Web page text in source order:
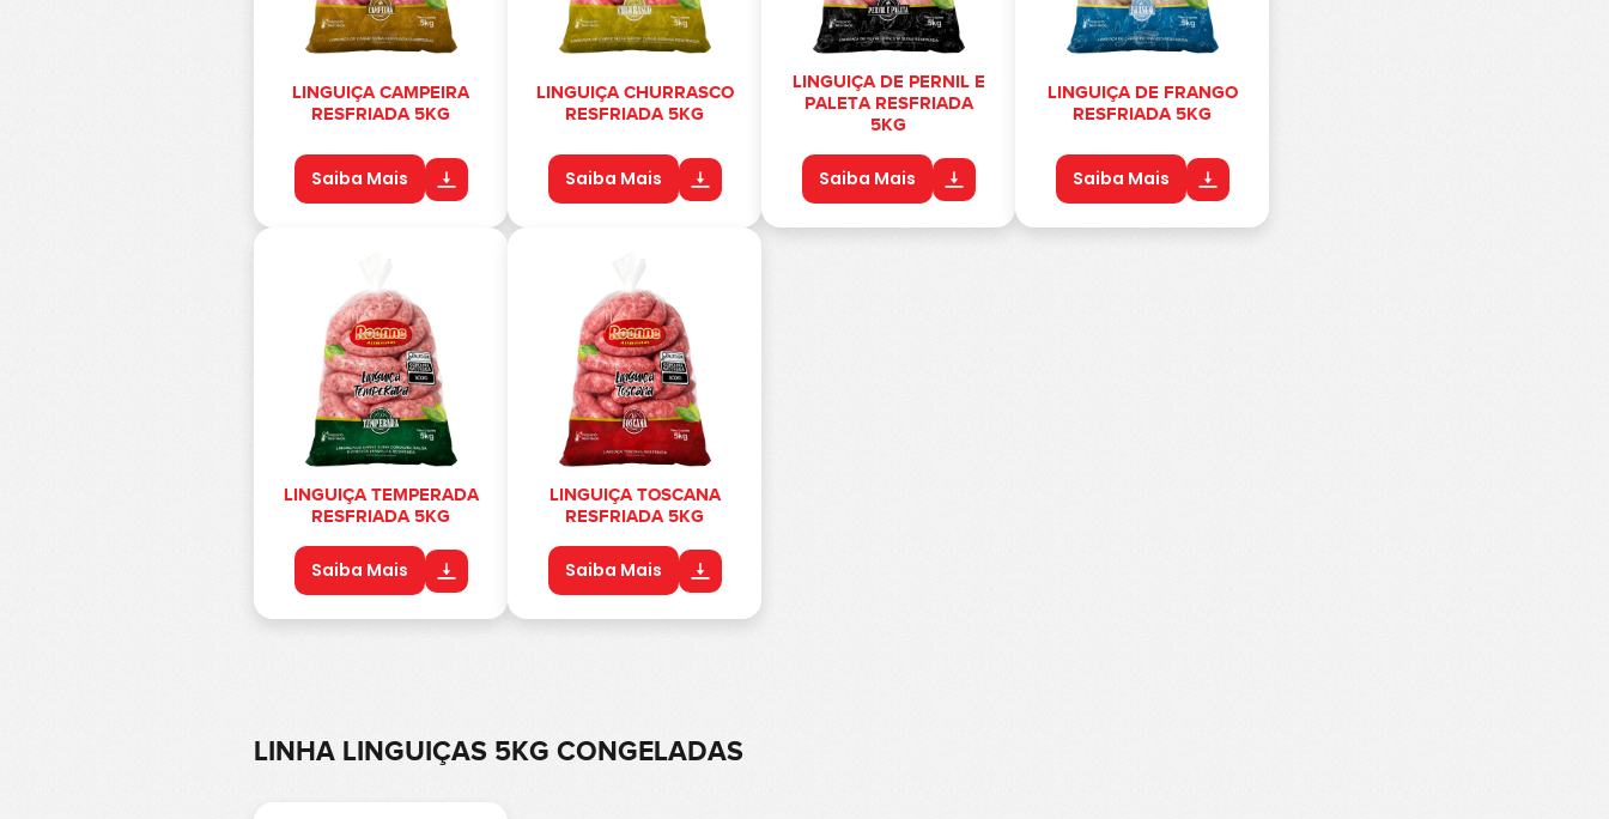
LINGUIÇA CAMPEIRA
RESFRIADA 5KG
Saiba Mais
LINGUIÇA CHURRASCO
RESFRIADA 5KG
Saiba Mais
LINGUIÇA DE PERNIL E
PALETA RESFRIADA
5KG
Saiba Mais
LINGUIÇA DE FRANGO
RESFRIADA 5KG
Saiba Mais
LINGUIÇA TEMPERADA
RESFRIADA 5KG
Saiba Mais
LINGUIÇA TOSCANA
RESFRIADA 5KG
Saiba Mais
LINHA LINGUIÇAS 5KG CONGELADAS